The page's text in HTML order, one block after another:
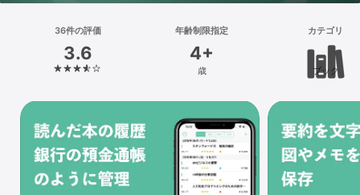
検索
プラットフォーム
iPhone
iPad
Mac
Vision
Watch
36件の評価
3.6
年齢制限指定
4+
歳
カテゴリ
ブック